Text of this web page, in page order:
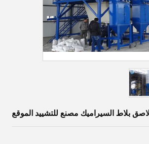
بلاط السيراميك مصنع للتشييد الموقع